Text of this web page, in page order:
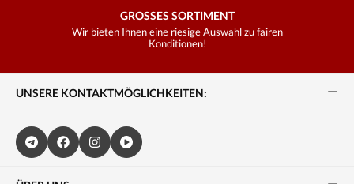
GROSSES SORTIMENT
Wir bieten Ihnen eine riesige Auswahl zu fairen
Konditionen!
UNSERE KONTAKTMÖGLICHKEITEN: